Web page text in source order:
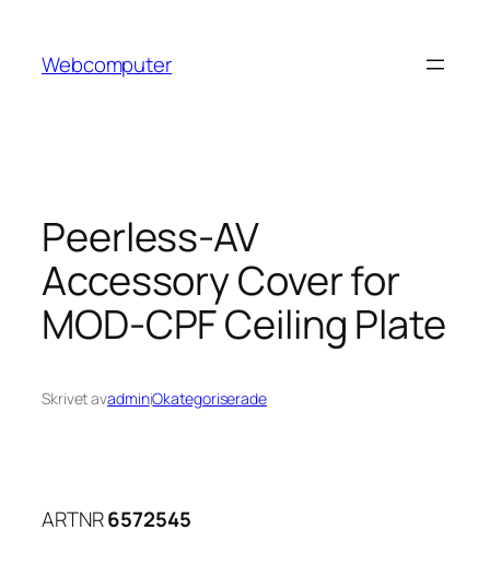
innehåll
Webcomputer
Peerless-AV
Accessory Cover for
MOD-CPF Ceiling Plate
Skrivet avadminiOkategoriserade
ARTNR6572545